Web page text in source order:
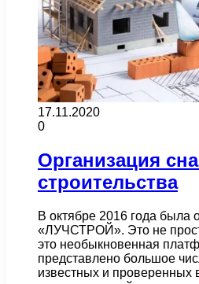
17.11.2020
0
Организация
строительства
В октябре 2016 года была
«ЛУЧСТРОЙ». Это не
это необыкновенная
представлено большое
известных и проверенных